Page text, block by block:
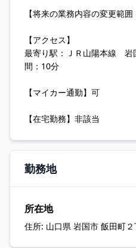
【将来の業務内容の変更範囲
【アクセス】
最寄り駅：ＪＲ山陽本線 岩
間：10分
【マイカー通勤】可
【在宅勤務】非該当
勤務地
所在地
住所: 山口県 岩国市 飯田町